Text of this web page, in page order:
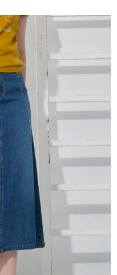
審核未通過，訂單將自動取
大哥付你分期系統評分，恕無
」於每月結算日後寄送繳費提
／台灣大直營門市／銀行轉
。
下簡稱本公司）所提供，讓
，並由商店將買賣／分期付款
帳單繳交帳款。
關係目的，商店將以您的個人
哥大進項蒐集、處理及利用，
認、核對及更正。
oppay.tw/userRule
值。
帳。
將跳轉至「AFTEE先享後付」
完成結帳。
。
中的連結，可透過四大超商／
為交易完成。
但若您需要取消訂單，請聯絡
視為有效，需透過AFTEE先享
帳頁面顯示為準，若有關於
問，請聯繫「AFTEE先享後付
support/home
先享後付」服務完成之交
將交易相關給付款項請求債
：
監護人之同意方可使用
費
費
費